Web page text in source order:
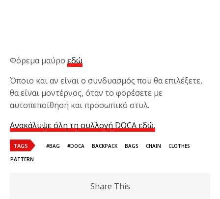
Φόρεμα μαύροεδώ
Όποιο και αν είναι ο συνδυασμός που θα επιλέξετε,
θα είναι μοντέρνος, όταν το φορέσετε με
αυτοπεποίθηση και προσωπικό στυλ.
Ανακάλυψε όλη τη συλλογή DOCA εδώ.
TAGS #BAG #DOCA BACKPACK BAGS CHAIN
CLOTHES
PATTERN
Share This